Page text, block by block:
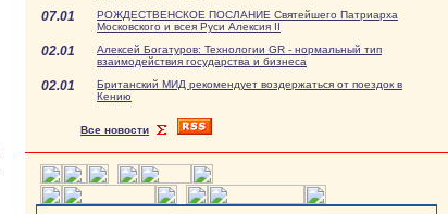
07.01
РОЖДЕСТВЕНСКОЕ ПОСЛАНИЕ Святейшего Патриарха
Московского и всея Руси Алексия II
02.01
Алексей Богатуров: Технологии GR - нормальный тип
взаимодействия государства и бизнеса
02.01
Британский МИД рекомендует воздержаться от поездок в
Кению
Все новости